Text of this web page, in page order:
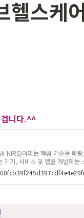
헬스케
겁니다.^^
NIRS)이라는 핵심 기술을 바
기기, 서비스 및 앱을 개발하는
에 나와 큰 주목을 받고 있고,
개척 중✨ 올리브헬스케어는
센터에서 유방암진단기기를